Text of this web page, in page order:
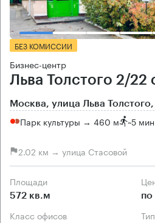
БЕЗ КОМИССИИ
Бизнес-центр
Льва Толстого 2/22
Москва, улица Льва
Парк культуры → 460 м ~5 мин
2.02 км → улица Стасовой
Площади
572 кв.м по
Класс офисов